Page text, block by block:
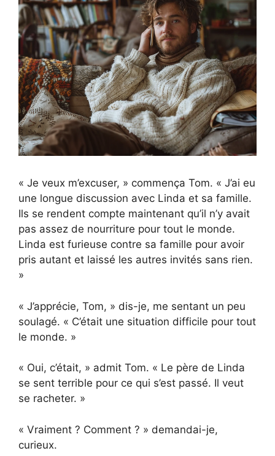
« Je veux m’excuser, » commença Tom. « J’ai eu
une longue discussion avec Linda et sa famille.
Ils se rendent compte maintenant qu’il n’y avait
pas assez de nourriture pour tout le monde.
Linda est furieuse contre sa famille pour avoir
pris autant et laissé les autres invités sans rien.
»
« J’apprécie, Tom, » dis-je, me sentant un peu
soulagé. « C’était une situation difficile pour tout
le monde. »
« Oui, c’était, » admit Tom. « Le père de Linda
se sent terrible pour ce qui s’est passé. Il veut
se racheter. »
« Vraiment ? Comment ? » demandai-je,
curieux.